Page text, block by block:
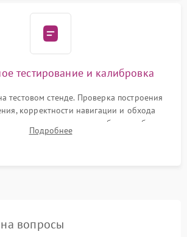
тестирование и калибровка
тестовом стенде. Проверка построения
корректности навигации и обхода
силы всасывания и работы турбины.
возврата на док-станцию и
Подробнее
вопросы